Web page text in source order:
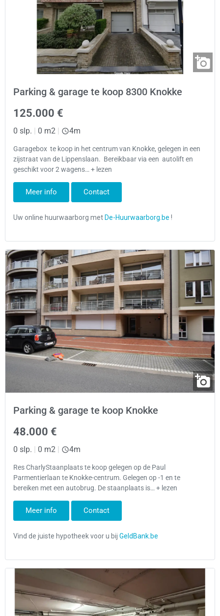
Parking & garage te koop 8300 Knokke
125.000 €
0 slp. | 0 m2 | 4m
Garagebox te koop in het centrum van Knokke, gelegen in een
zijstraat van de Lippenslaan. Bereikbaar via een autolift en
geschikt voor 2 wagens… + lezen
Meer info Contact
Parking & garage te koop Knokke
48.000 €
0 slp. | 0 m2 | 4m
Res CharlyStaanplaats te koop gelegen op de Paul
Parmentierlaan te Knokke-centrum. Gelegen op -1 en te
bereiken met een autobrug. De staanplaats is… + lezen
Meer info Contact